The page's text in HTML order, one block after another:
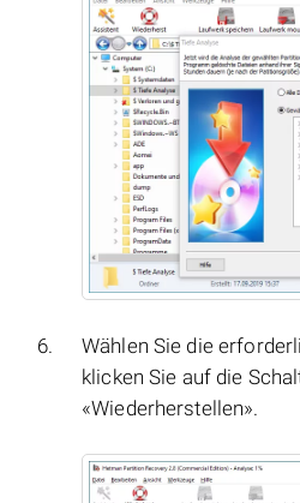
Wählen Sie die
klicken Sie auf die
«Wiederherstellen».